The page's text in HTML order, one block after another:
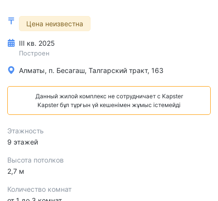
Цена неизвестна
III кв. 2025
Построен
Алматы, п. Бесагаш, Талгарский тракт, 163
Данный жилой комплекс не сотрудничает с Kapster
Kapster бұл тұрғын үй кешенімен жұмыс істемейді
Этажность
9 этажей
Высота потолков
2,7 м
Количество комнат